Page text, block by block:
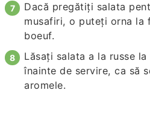
Dacă pregătiți salata
musafiri, o puteți orna la
boeuf.
Lăsați salata a la russe
înainte de servire, ca să
aromele.